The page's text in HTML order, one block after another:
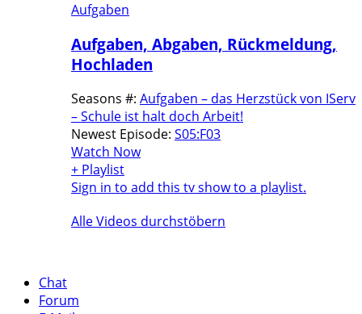
Aufgaben
Aufgaben, Abgaben, Rückmeldung,
Hochladen
Seasons #: Aufgaben – das Herzstück von IServ
– Schule ist halt doch Arbeit!
Newest Episode: S05:F03
Watch Now
+ Playlist
Sign in to add this tv show to a playlist.
Alle Videos durchstöbern
Chat
Forum